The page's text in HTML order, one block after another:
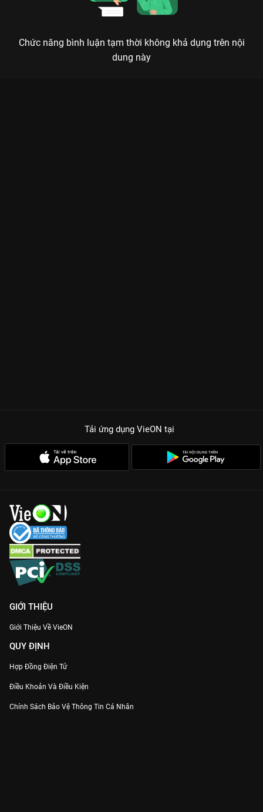
Chức năng bình luận tạm thời không khả dụng trên nội
dung này
Tải ứng dụng VieON tại
GIỚI THIỆU
Giới Thiệu Về VieON
QUY ĐỊNH
Hợp Đồng Điện Tử
Điều Khoản Và Điều Kiện
Chính Sách Bảo Vệ Thông Tin Cá Nhân